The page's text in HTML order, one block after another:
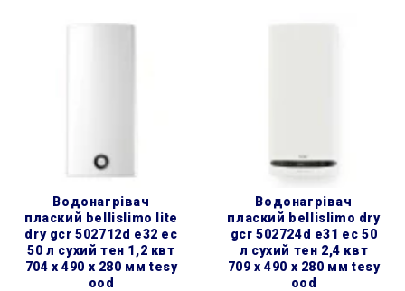
водонагрівач
плаский bellislimo lite
dry gcr 502712d e32 ec
50 л сухий тен 1,2 квт
704 x 490 x 280 мм tesy
ood
водонагрівач
плаский bellislimo dry
gcr 502724d e31 ec 50
л сухий тен 2,4 квт
709 x 490 x 280 мм tesy
ood